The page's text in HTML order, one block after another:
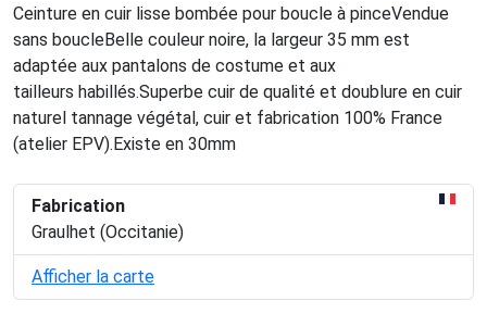
Ceinture en cuir lisse bombée pour boucle à pinceVendue
sans boucleBelle couleur noire, la largeur 35 mm est
adaptée aux pantalons de costume et aux
tailleurs habillés.Superbe cuir de qualité et doublure en cuir
naturel tannage végétal, cuir et fabrication 100% France
(atelier EPV).Existe en 30mm
Fabrication
Graulhet (Occitanie)
Afficher la carte